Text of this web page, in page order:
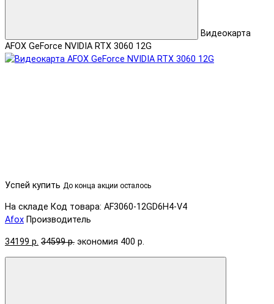
Видеокарта
AFOX GeForce NVIDIA RTX 3060 12G
Успей купить До конца акции осталось
На складе Код товара: AF3060-12GD6H4-V4
Afox Производитель
34199 р. 34599 р. экономия 400 р.